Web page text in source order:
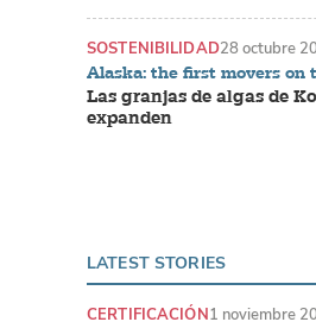
Alaska: the first movers on
Las granjas de algas de
expanden
SOSTENIBILIDAD28 octubre
LATEST STORIES
CERTIFICACIÓN1 noviembre